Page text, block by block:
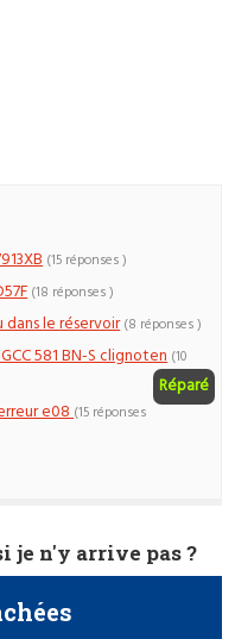
(15 réponses )
(18 réponses )
dans le réservoir (8 réponses )
581 BN-S clignoten
Réparé
(10
e08(15 réponses
je n'y arrive pas ?